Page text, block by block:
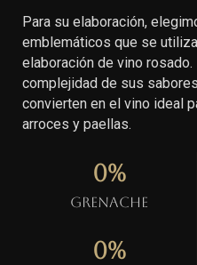
Para su elaboración,
emblemáticos que se
elaboración de vino
complejidad de sus
convierten en el vino ideal
arroces y paellas.
Grenache
0%
0%